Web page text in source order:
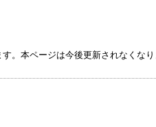
。本ページは今後更新されなくなり